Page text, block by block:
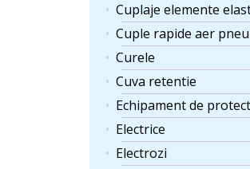
Cuplaje elemente
Cuple rapide aer
Curele
Cuva retentie
Echipament de
Electrice
Electrozi